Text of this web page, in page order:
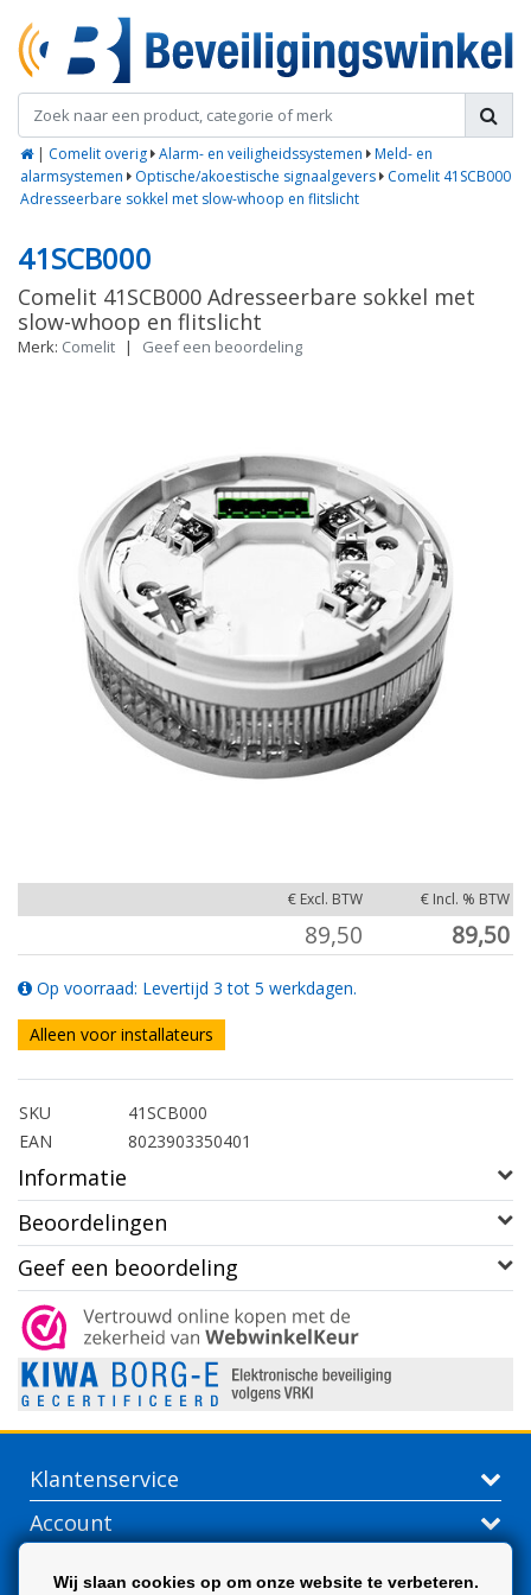
| Comelit overig Alarm- en veiligheidssystemen
Meld- en
alarmsystemen
Optische/akoestische signaalgevers
Comelit 41SCB000
Adresseerbare sokkel met slow-whoop en flitslicht
41SCB000
Comelit 41SCB000 Adresseerbare sokkel met
slow-whoop en flitslicht
Merk: Comelit | Geef een beoordeling
€ Excl. BTW € Incl. % BTW
89,50 89,50
Op voorraad: Levertijd 3 tot 5 werkdagen.
Alleen voor installateurs
SKU
41SCB000
EAN
8023903350401
Informatie
Beoordelingen
Geef een beoordeling
Klantenservice
Account
Wij slaan cookies op om onze website te verbeteren.